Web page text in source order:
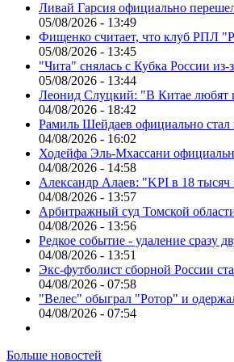
Ливай Гарсия официально
05/08/2026 - 13:49
Фищенко считает, что клуб РПЛ
05/08/2026 - 13:45
"Чита" снялась с Кубка России
05/08/2026 - 13:44
Леонид Слуцкий: "В Китае любят
04/08/2026 - 18:42
Рамиль Шейдаев официально
04/08/2026 - 16:02
Ходейфа Эль-Мхассани
04/08/2026 - 14:58
Александр Алаев: "KPI в 18
04/08/2026 - 13:57
Арбитражный суд Томской
04/08/2026 - 13:56
Редкое событие - удаление сразу
04/08/2026 - 13:51
Экс-футболист сборной России
04/08/2026 - 07:58
"Велес" обыграл "Ротор" и
04/08/2026 - 07:54
Больше новостей